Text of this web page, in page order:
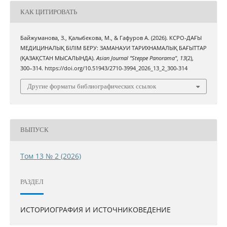
КАК ЦИТИРОВАТЬ
Байжуманова, З., Қалыбекова, М., & Гафуров A. (2026). КСРО-ДАҒЫ
МЕДИЦИНАЛЫҚ БІЛІМ БЕРУ: ЗАМАНАУИ ТАРИХНАМАЛЫҚ БАҒЫТТАР
(ҚАЗАҚСТАН МЫСАЛЫНДА).Asian Journal "Steppe Panorama", 13(2),
300–314. https://doi.org/10.51943/2710-3994_2026_13_2_300-314
Другие форматы библиографических ссылок
ВЫПУСК
Том 13 № 2 (2026)
РАЗДЕЛ
ИСТОРИОГРАФИЯ И ИСТОЧНИКОВЕДЕНИЕ